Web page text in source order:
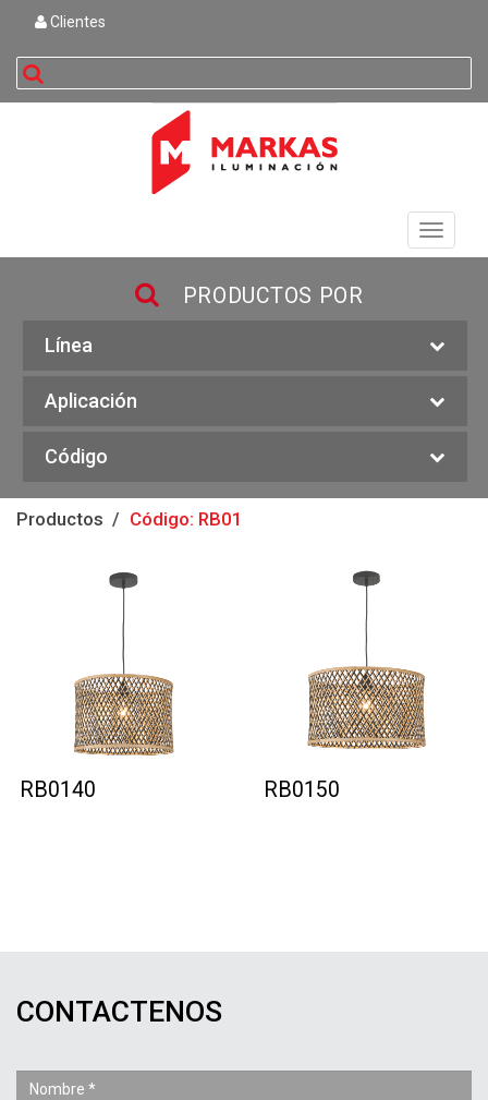
Clientes
buscar
Toggle
PRODUCTOS POR
Línea
Aplicación
Código
Productos Código: RB01
RB0140 RB0150
CONTACTENOS